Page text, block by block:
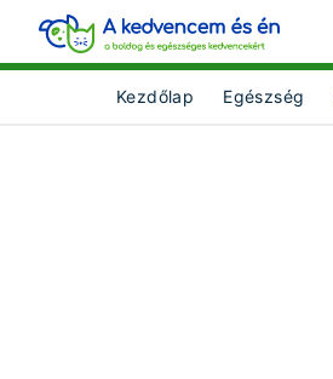
Kezdőlap Egészség